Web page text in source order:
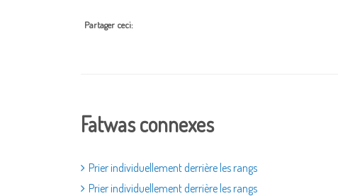
Partager ceci:
Fatwas connexes
Prier individuellement derrière les rangs
Prier individuellement derrière les rangs